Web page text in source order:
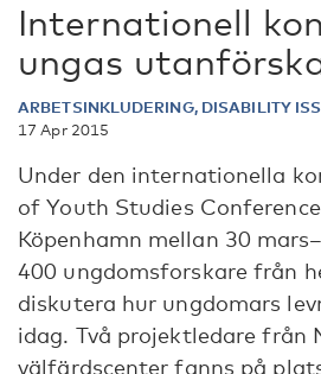
Internationell
ungas
ARBETSINKLUDERING, DISABILITY
17 Apr 2015
Under den internationella
of Youth Studies
Köpenhamn mellan 30
400 ungdomsforskare från
diskutera hur ungdomars
idag. Två projektledare från
välfärdscenter fanns på